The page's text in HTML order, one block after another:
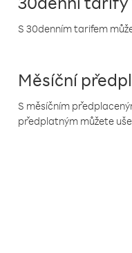
S 30denním tarifem
Měsíční
S měsíčním
předplatným můžete